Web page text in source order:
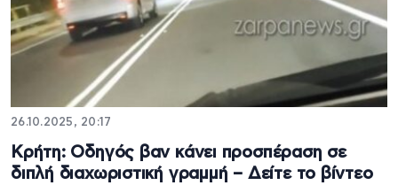
26.10.2025, 20:17
Κρήτη: Oδηγός βαν κάνει προσπέραση σε
διπλή διαχωριστική γραμμή – Δείτε το βίντεο